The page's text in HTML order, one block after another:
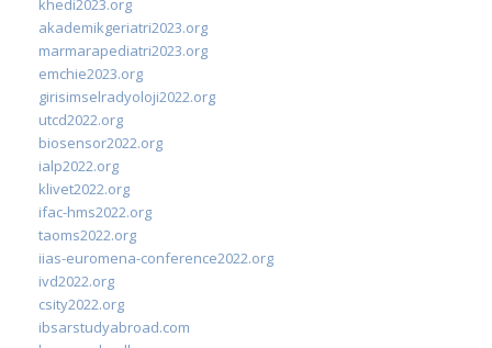
akademikgeriatri2023.org
marmarapediatri2023.org
emchie2023.org
girisimselradyoloji2022.org
utcd2022.org
biosensor2022.org
ialp2022.org
klivet2022.org
ifac-hms2022.org
taoms2022.org
iias-euromena-conference2022.org
ivd2022.org
csity2022.org
ibsarstudyabroad.com